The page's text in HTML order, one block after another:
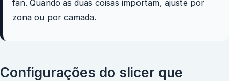
fan. Quando as duas coisas importam, ajuste por
zona ou por camada.
Configurações do slicer que